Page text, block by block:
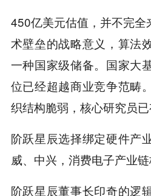
450亿美元估值，并不完
术壁垒的战略意义，算法
一种国家级储备。国家大
位已经超越商业竞争范畴
织结构脆弱，核心研究员已
阶跃星辰选择绑定硬件产
威、中兴，消费电子产业
阶跃星辰董事长印奇的逻